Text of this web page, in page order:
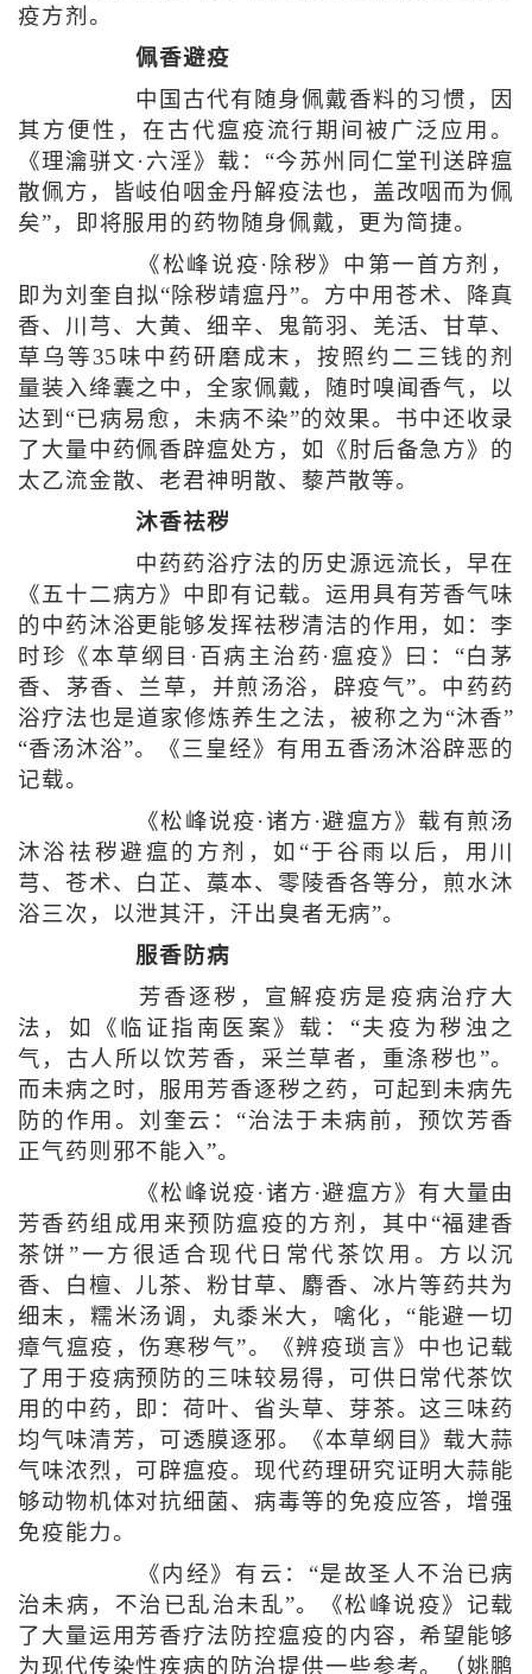
疫方剂。
佩香避疫
中国古代有随身佩戴香料的习惯，因
其方便性，在古代瘟疫流行期间被广泛应用。
《理瀹骈文·六淫》载：“今苏州同仁堂刊送辟瘟
散佩方，皆岐伯咽金丹解疫法也，盖改咽而为佩
矣”，即将服用的药物随身佩戴，更为简捷。
《松峰说疫·除秽》中第一首方剂，
即为刘奎自拟“除秽靖瘟丹”。方中用苍术、降真
香、川芎、大黄、细辛、鬼箭羽、羌活、甘草、
草乌等35味中药研磨成末，按照约二三钱的剂
量装入绛囊之中，全家佩戴，随时嗅闻香气，以
达到“已病易愈，未病不染”的效果。书中还收录
了大量中药佩香辟瘟处方，如《肘后备急方》的
太乙流金散、老君神明散、藜芦散等。
沐香祛秽
中药药浴疗法的历史源远流长，早在
《五十二病方》中即有记载。运用具有芳香气味
的中药沐浴更能够发挥祛秽清洁的作用，如：李
时珍《本草纲目·百病主治药·瘟疫》曰：“白茅
香、茅香、兰草，并煎汤浴，辟疫气”。中药药
浴疗法也是道家修炼养生之法，被称之为“沐香”
“香汤沐浴”。《三皇经》有用五香汤沐浴辟恶的
记载。
《松峰说疫·诸方·避瘟方》载有煎汤
沐浴祛秽避瘟的方剂，如“于谷雨以后，用川
芎、苍术、白芷、藁本、零陵香各等分，煎水沐
浴三次，以泄其汗，汗出臭者无病”。
服香防病
芳香逐秽，宣解疫疠是疫病治疗大
法，如《临证指南医案》载：“夫疫为秽浊之
气，古人所以饮芳香，采兰草者，重涤秽也”。
而未病之时，服用芳香逐秽之药，可起到未病先
防的作用。刘奎云：“治法于未病前，预饮芳香
正气药则邪不能入”。
《松峰说疫·诸方·避瘟方》有大量由
芳香药组成用来预防瘟疫的方剂，其中“福建香
茶饼”一方很适合现代日常代茶饮用。方以沉
香、白檀、儿茶、粉甘草、麝香、冰片等药共为
细末，糯米汤调，丸黍米大，噙化，“能避一切
瘴气瘟疫，伤寒秽气”。《辨疫琐言》中也记载
了用于疫病预防的三味较易得，可供日常代茶饮
用的中药，即：荷叶、省头草、芽茶。这三味药
均气味清芳，可透膜逐邪。《本草纲目》载大蒜
气味浓烈，可辟瘟疫。现代药理研究证明大蒜能
够动物机体对抗细菌、病毒等的免疫应答，增强
免疫能力。
《内经》有云：“是故圣人不治已病
治未病，不治已乱治未乱”。《松峰说疫》记载
了大量运用芳香疗法防控瘟疫的内容，希望能够
为现代传染性疾病的防治提供一些参考。（姚鹏